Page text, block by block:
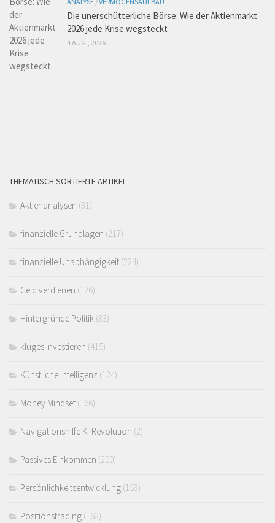
Die unerschütterliche Börse: Wie der Aktienmarkt
2026 jede Krise wegsteckt
4 AUG., 2026
THEMATISCH SORTIERTE ARTIKEL
Aktienanalysen (31)
finanzielle Grundlagen (217)
finanzielle Unabhängigkeit (224)
Geld verdienen (126)
Hintergründe Politik (83)
kluges Investieren (415)
Künstliche Intelligenz (124)
Money Mindset (166)
Navigationshilfe KI-Revolution (2)
Passives Einkommen (200)
Persönlichkeitsentwicklung (153)
Positionstrading (162)